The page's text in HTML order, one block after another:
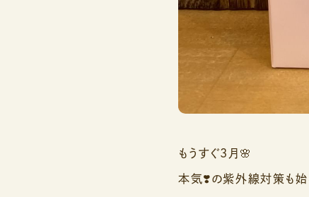
もうすぐ3月🌸
本気❣️の紫外線対策も始